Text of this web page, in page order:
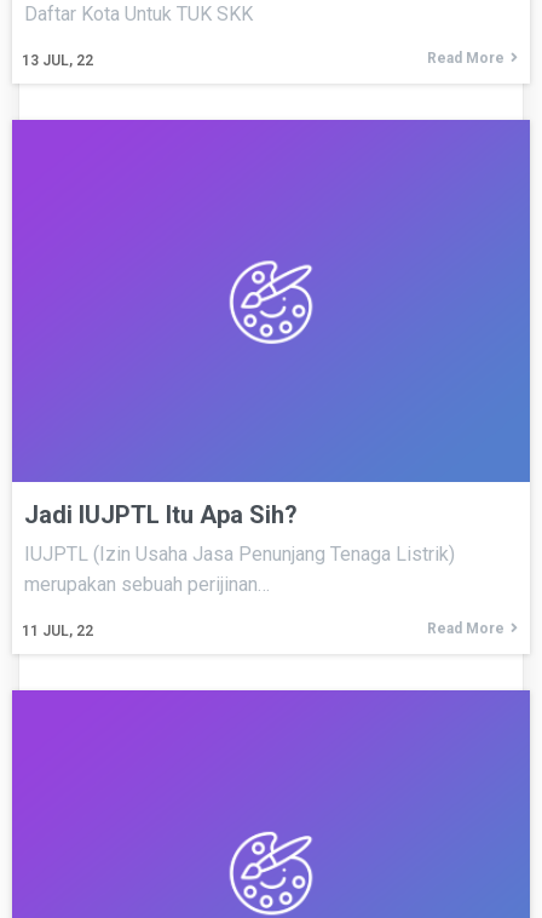
13 JUL, 22
Daftar Kota Untuk TUK SKK
Read More
Jadi IUJPTL Itu Apa Sih?
11 JUL, 22
IUJPTL (Izin Usaha Jasa Penunjang Tenaga Listrik)
merupakan sebuah perijinan…
Read More